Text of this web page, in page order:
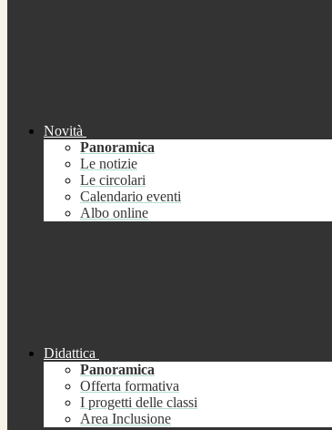
Novità
Panoramica
Le notizie
Le circolari
Calendario eventi
Albo online
Didattica
Panoramica
Offerta formativa
I progetti delle classi
Area Inclusione